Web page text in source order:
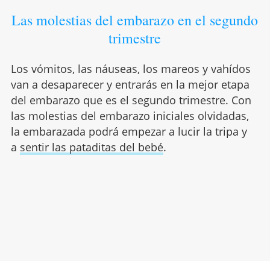
Las molestias del embarazo en el segundo
trimestre
Los vómitos, las náuseas, los mareos y vahídos
van a desaparecer y entrarás en la mejor etapa
del embarazo que es el segundo trimestre. Con
las molestias del embarazo iniciales olvidadas,
la embarazada podrá empezar a lucir la tripa y
a sentir las pataditas del bebé.